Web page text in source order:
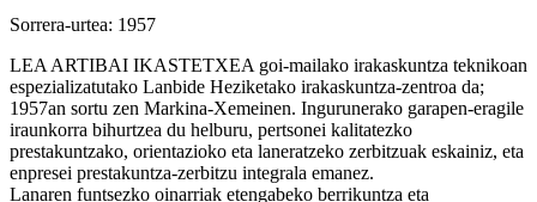
Sorrera-urtea: 1957
LEA ARTIBAI IKASTETXEA goi-mailako irakaskuntza teknikoan
espezializatutako Lanbide Heziketako irakaskuntza-zentroa da;
1957an sortu zen Markina-Xemeinen. Ingurunerako garapen-eragile
iraunkorra bihurtzea du helburu, pertsonei kalitatezko
prestakuntzako, orientazioko eta laneratzeko zerbitzuak eskainiz, eta
enpresei prestakuntza-zerbitzu integrala emanez.
Lanaren funtsezko oinarriak etengabeko berrikuntza eta